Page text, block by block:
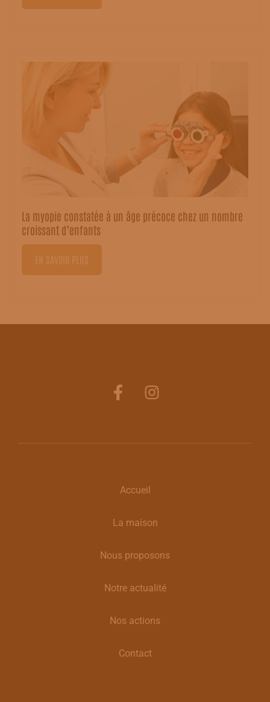
La myopie constatée à un âge précoce chez un nombre
croissant d’enfants
EN SAVOIR PLUS
Accueil
La maison
Nous proposons
Notre actualité
Nos actions
Contact